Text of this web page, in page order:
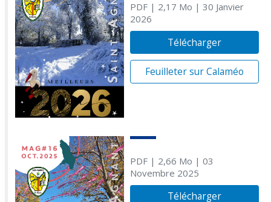
PDF| 2,17 Mo | 30 Janvier
2026
Télécharger
Feuilleter sur Calaméo
PDF| 2,66 Mo | 03
Novembre 2025
Télécharger